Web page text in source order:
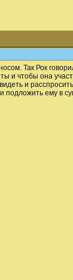
Так Рок
и чтобы она
и
подложить ему в